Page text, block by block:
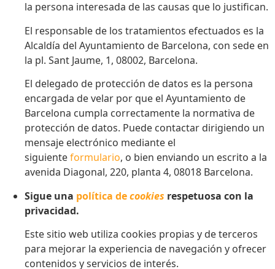
la persona interesada de las causas que lo justifican.
El responsable de los tratamientos efectuados es la
Alcaldía del Ayuntamiento de Barcelona, con sede en
la pl. Sant Jaume, 1, 08002, Barcelona.
El delegado de protección de datos es la persona
encargada de velar por que el Ayuntamiento de
Barcelona cumpla correctamente la normativa de
protección de datos. Puede contactar dirigiendo un
mensaje electrónico mediante el
siguienteformulario, o bien enviando un escrito a la
avenida Diagonal, 220, planta 4, 08018 Barcelona.
Sigue una política decookies respetuosa con la
privacidad.
Este sitio web utiliza cookies propias y de terceros
para mejorar la experiencia de navegación y ofrecer
contenidos y servicios de interés.